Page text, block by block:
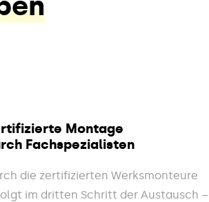
Montage
Fachspezialisten
die zertifizierten Werksmonteure
im dritten Schritt der Austausch –